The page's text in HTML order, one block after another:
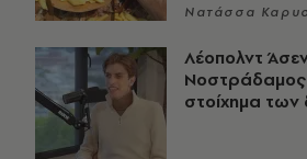
Νατάσσα
Λέοπολντ
Νοστράδαμος
στοίχημα των